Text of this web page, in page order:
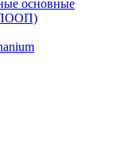
основные